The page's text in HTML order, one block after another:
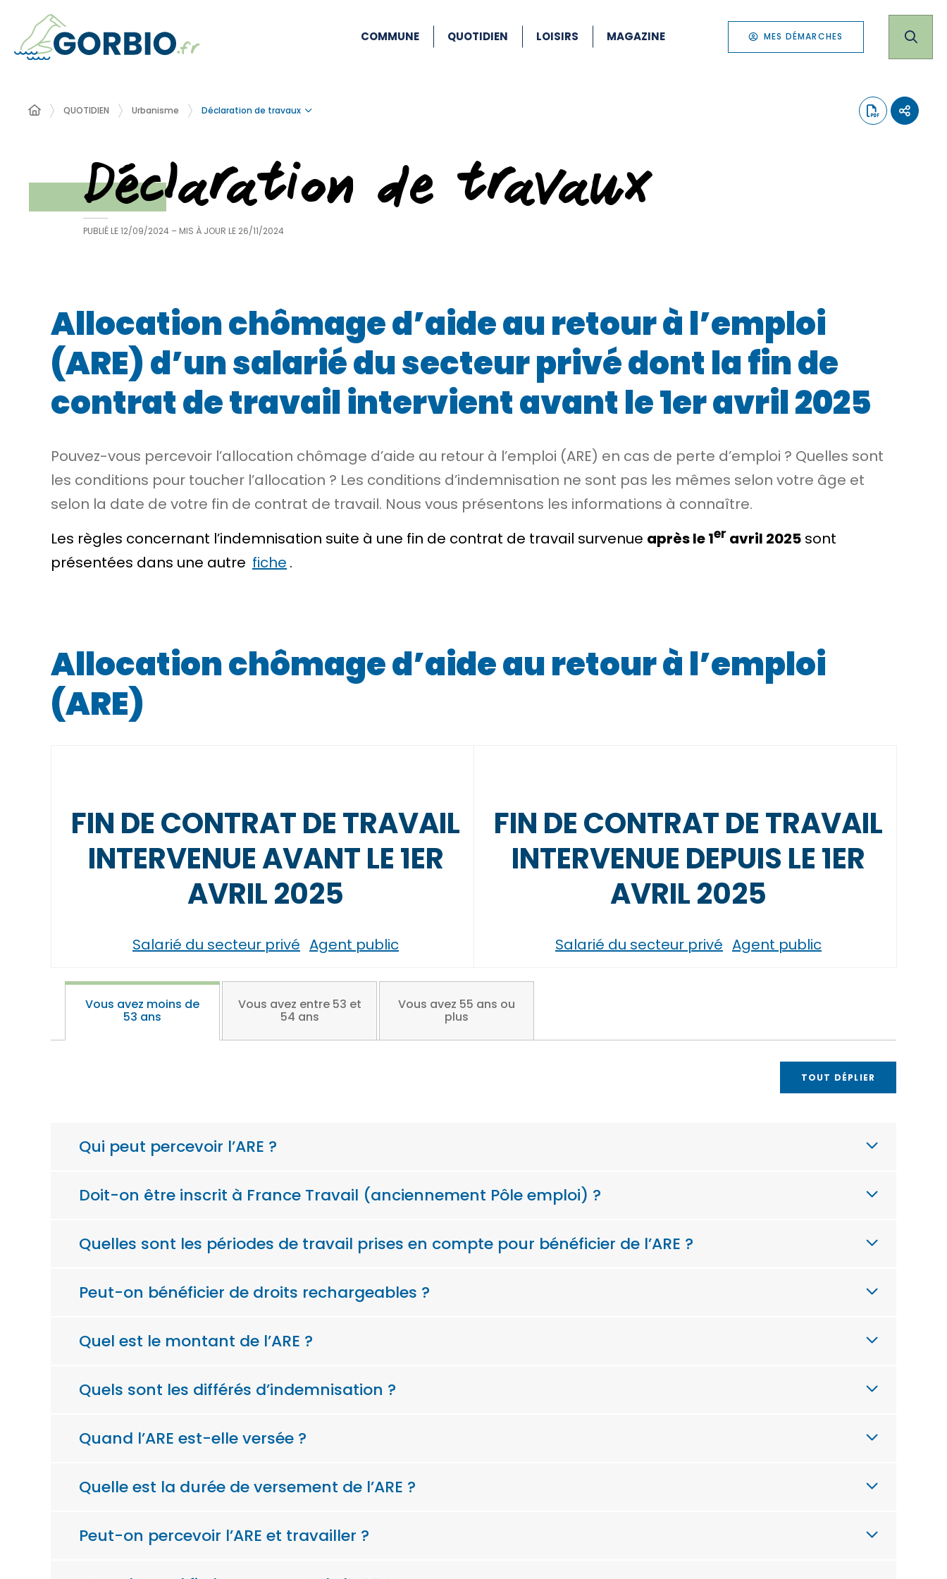
COMMUNE QUOTIDIEN LOISIRS MAGAZINE MES DÉMARCHES
QUOTIDIEN Urbanisme Déclaration de travaux
Déclaration de travaux
PUBLIÉ LE12/09/2024 – MIS À JOUR LE 26/11/2024
Allocation chômage d’aide au retour à l’emploi
(ARE) d’un salarié du secteur privé dont la fin de
contrat de travail intervient avant le 1er avril 2025
Pouvez-vous percevoir l’allocation chômage d’aide au retour à l’emploi (ARE) en cas de perte d’emploi ? Quelles sont
les conditions pour toucher l’allocation ? Les conditions d’indemnisation ne sont pas les mêmes selon votre âge et
selon la date de votre fin de contrat de travail. Nous vous présentons les informations à connaître.
Les règles concernant l’indemnisation suite à une fin de contrat de travail survenue après le 1er avril 2025 sont
présentées dans une autre fiche .
Allocation chômage d’aide au retour à l’emploi
(ARE)
FIN DE CONTRAT DE TRAVAIL
INTERVENUE AVANT LE 1ER
AVRIL 2025
Salarié du secteur privé Agent public
FIN DE CONTRAT DE TRAVAIL
INTERVENUE DEPUIS LE 1ER
AVRIL 2025
Salarié du secteur privé Agent public
Vous avez moins de
53 ans
Vous avez entre 53 et
54 ans
Vous avez 55 ans ou
plus
TOUT DÉPLIER
Qui peut percevoir l’ARE ?
Doit-on être inscrit à France Travail (anciennement Pôle emploi) ?
Quelles sont les périodes de travail prises en compte pour bénéficier de l’ARE ?
Peut-on bénéficier de droits rechargeables ?
Quel est le montant de l’ARE ?
Quels sont les différés d’indemnisation ?
Quand l’ARE est-elle versée ?
Quelle est la durée de versement de l’ARE ?
Peut-on percevoir l’ARE et travailler ?